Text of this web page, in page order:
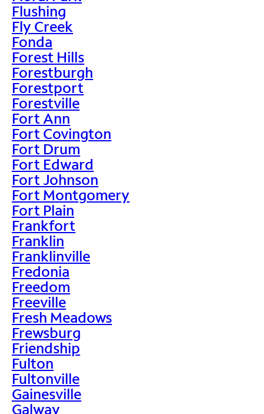
Flushing
Fly Creek
Fonda
Forest Hills
Forestburgh
Forestport
Forestville
Fort Ann
Fort Covington
Fort Drum
Fort Edward
Fort Johnson
Fort Montgomery
Fort Plain
Frankfort
Franklin
Franklinville
Fredonia
Freedom
Freeville
Fresh Meadows
Frewsburg
Friendship
Fulton
Fultonville
Gainesville
Galway